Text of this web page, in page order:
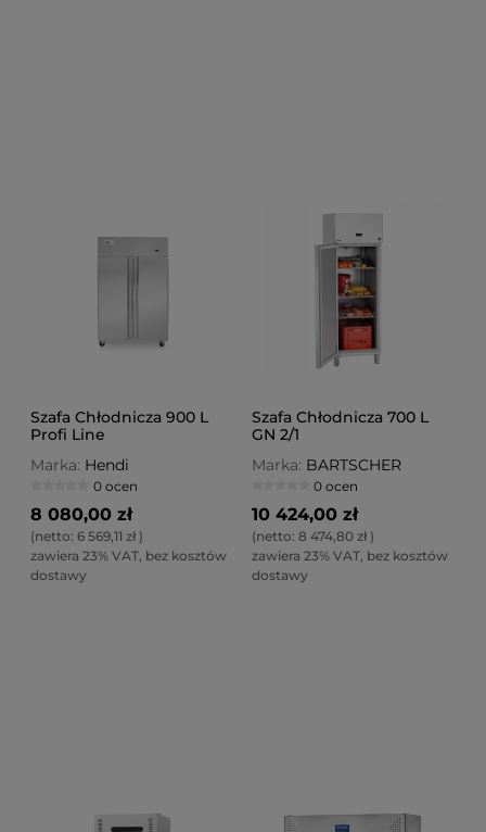
Szafa Chłodnicza 900 L
Profi Line
Marka: Hendi
0 ocen
8 080,00 zł
(netto: 6 569,11 zł)
zawiera 23% VAT, bez kosztów
dostawy
Szafa Chłodnicza 700 L
GN 2/1
Marka: BARTSCHER
0 ocen
10 424,00 zł
(netto: 8 474,80 zł)
zawiera 23% VAT, bez kosztów
dostawy